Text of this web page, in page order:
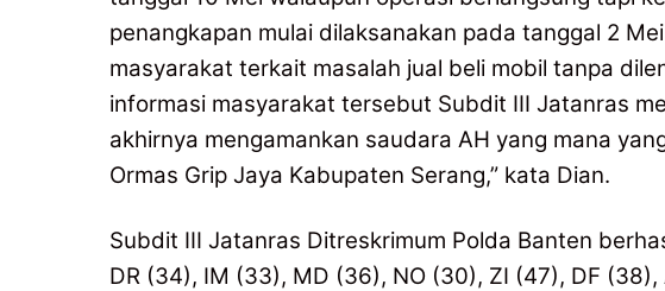
penangkapan mulai dilaksanakan pada tanggal 2
masyarakat terkait masalah jual beli mobil tanpa
informasi masyarakat tersebut Subdit III Jatanras
akhirnya mengamankan saudara AH yang mana
Ormas Grip Jaya Kabupaten Serang,” kata Dian.
Subdit III Jatanras Ditreskrimum Polda Banten
DR (34), IM (33), MD (36), NO (30), ZI (47), DF